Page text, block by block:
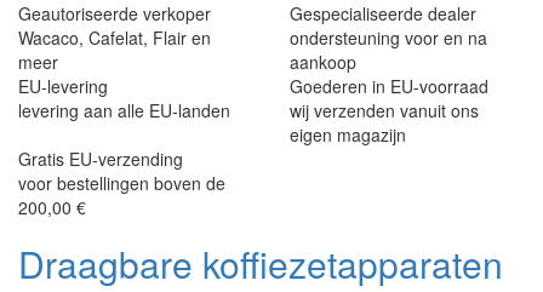
Geautoriseerde verkoper
Wacaco, Cafelat, Flair en
meer
Gespecialiseerde dealer
ondersteuning voor en na
aankoop
EU-levering
levering aan alle EU-landen
Goederen in EU-voorraad
wij verzenden vanuit ons
eigen magazijn
Gratis EU-verzending
voor bestellingen boven de
200,00 €
Draagbare koffiezetapparaten